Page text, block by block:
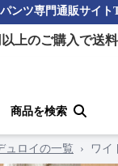
ンツ専門通販サイト
以上のご購入で送
商品を検索
ュロイの一覧 › ワイ